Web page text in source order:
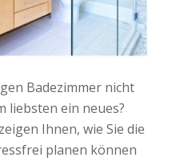
Badezimmer nicht
liebsten ein neues?
Ihnen, wie Sie die
planen können